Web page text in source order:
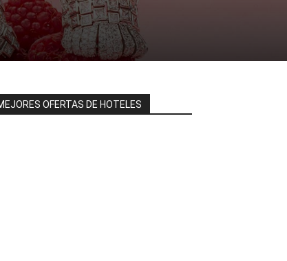
OFERTAS DE HOTELES